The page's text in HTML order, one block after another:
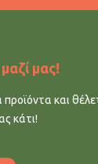
μας!
προϊόντα και
κάτι!